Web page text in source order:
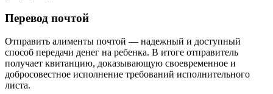
Перевод почтой
Отправить алименты почтой — надежный и доступный
способ передачи денег на ребенка. В итоге отправитель
получает квитанцию, доказывающую своевременное и
добросовестное исполнение требований исполнительного
листа.